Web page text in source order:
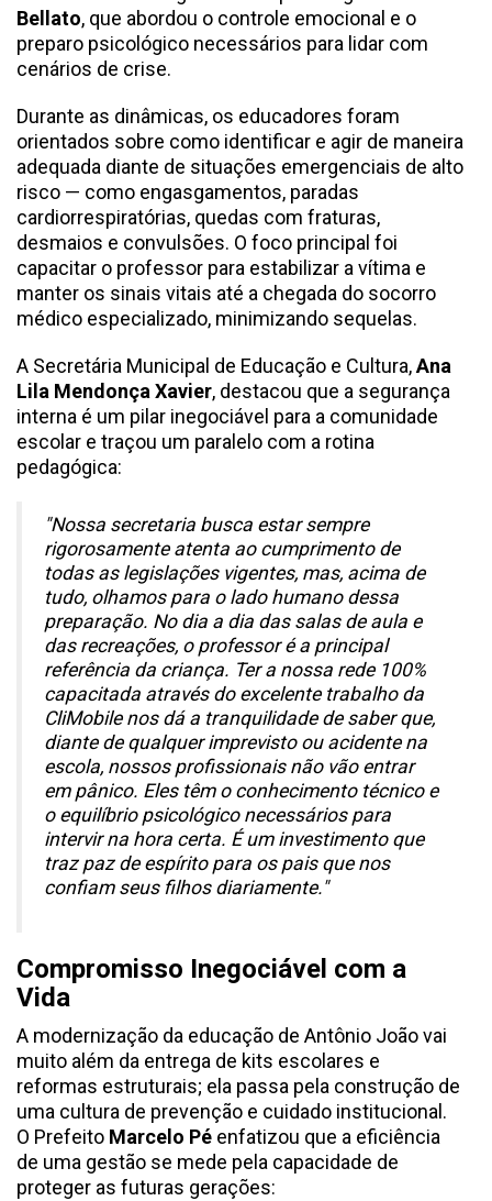
Bellato, que abordou o controle emocional e o
preparo psicológico necessários para lidar com
cenários de crise.
Durante as dinâmicas, os educadores foram
orientados sobre como identificar e agir de maneira
adequada diante de situações emergenciais de alto
risco — como engasgamentos, paradas
cardiorrespiratórias, quedas com fraturas,
desmaios e convulsões. O foco principal foi
capacitar o professor para estabilizar a vítima e
manter os sinais vitais até a chegada do socorro
médico especializado, minimizando sequelas.
A Secretária Municipal de Educação e Cultura,Ana
Lila Mendonça Xavier, destacou que a segurança
interna é um pilar inegociável para a comunidade
escolar e traçou um paralelo com a rotina
pedagógica:
"Nossa secretaria busca estar sempre
rigorosamente atenta ao cumprimento de
todas as legislações vigentes, mas, acima de
tudo, olhamos para o lado humano dessa
preparação. No dia a dia das salas de aula e
das recreações, o professor é a principal
referência da criança. Ter a nossa rede 100%
capacitada através do excelente trabalho da
CliMobile nos dá a tranquilidade de saber que,
diante de qualquer imprevisto ou acidente na
escola, nossos profissionais não vão entrar
em pânico. Eles têm o conhecimento técnico e
o equilíbrio psicológico necessários para
intervir na hora certa. É um investimento que
traz paz de espírito para os pais que nos
confiam seus filhos diariamente."
Compromisso Inegociável com a
Vida
A modernização da educação de Antônio João vai
muito além da entrega de kits escolares e
reformas estruturais; ela passa pela construção de
uma cultura de prevenção e cuidado institucional.
O Prefeito Marcelo Pé enfatizou que a eficiência
de uma gestão se mede pela capacidade de
proteger as futuras gerações: